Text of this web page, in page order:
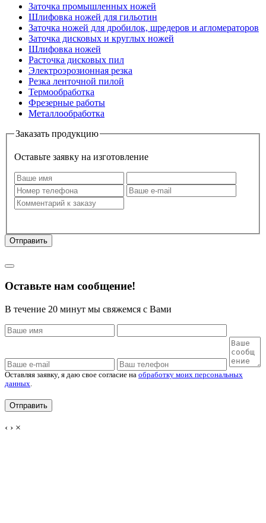
Заточка промышленных ножей
Шлифовка ножей для гильотин
Заточка ножей для дробилок, шредеров и агломераторов
Заточка дисковых и круглых ножей
Шлифовка ножей
Расточка дисковых пил
Электроэрозионная резка
Резка ленточной пилой
Термообработка
Фрезерные работы
Металлообработка
Заказать продукцию
Оставьте заявку на изготовление
Отправить
Оставьте нам сообщение!
В течение 20 минут мы свяжемся с Вами
Оставляя заявку, я даю свое согласие на обработку моих персональных
данных
‹ › ×